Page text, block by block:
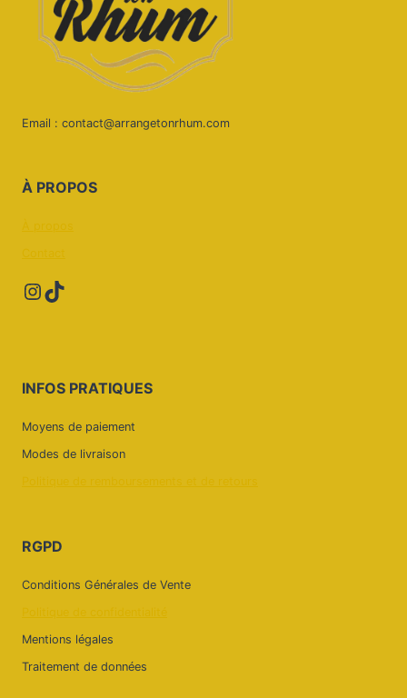
Email : contact@arrangetonrhum.com
À PROPOS
À propos
Contact
Instagram
TikTok
INFOS PRATIQUES
Moyens de paiement
Modes de livraison
Politique de remboursements et de retours
RGPD
Conditions Générales de Vente
Politique de confidentialité
Mentions légales
Traitement de données